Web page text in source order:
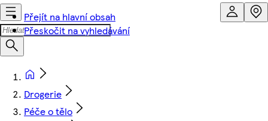
Přejít na hlavní obsah
Přeskočit na vyhledávání
Drogerie
Péče o tělo